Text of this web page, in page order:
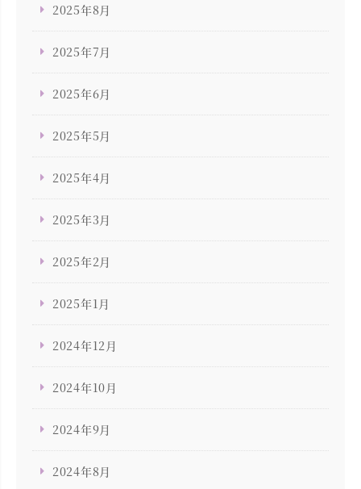
2025年8月
2025年7月
2025年6月
2025年5月
2025年4月
2025年3月
2025年2月
2025年1月
2024年12月
2024年10月
2024年9月
2024年8月